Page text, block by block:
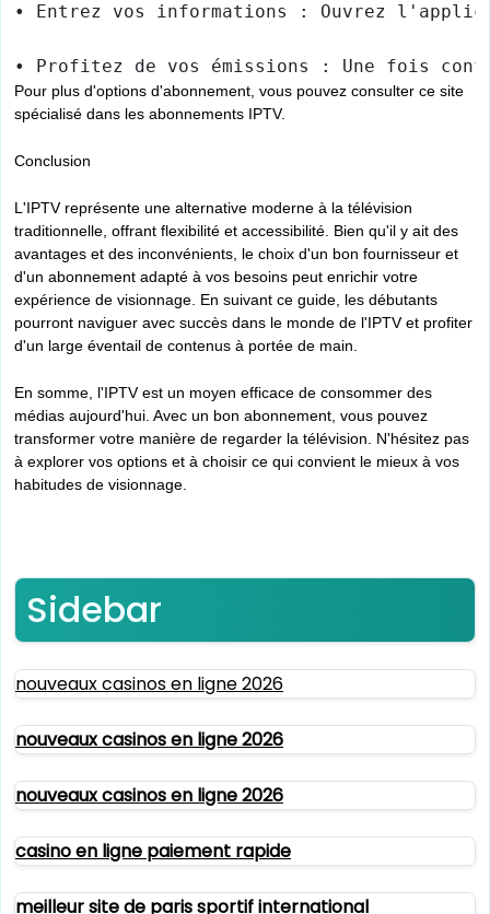
• Entrez vos informations : Ouvrez
• Profitez de vos émissions : Une fois
Pour plus d'options d'abonnement, vous pouvez consulter ce site
spécialisé dans les abonnements IPTV.
Conclusion
L'IPTV représente une alternative moderne à la télévision
traditionnelle, offrant flexibilité et accessibilité. Bien qu'il y ait des
avantages et des inconvénients, le choix d'un bon fournisseur et
d'un abonnement adapté à vos besoins peut enrichir votre
expérience de visionnage. En suivant ce guide, les débutants
pourront naviguer avec succès dans le monde de l'IPTV et profiter
d'un large éventail de contenus à portée de main.
En somme, l'IPTV est un moyen efficace de consommer des
médias aujourd'hui. Avec un bon abonnement, vous pouvez
transformer votre manière de regarder la télévision. N'hésitez pas
à explorer vos options et à choisir ce qui convient le mieux à vos
habitudes de visionnage.
Sidebar
nouveaux casinos en ligne 2026
nouveaux casinos en ligne 2026
nouveaux casinos en ligne 2026
casino en ligne paiement rapide
meilleur site de paris sportif international